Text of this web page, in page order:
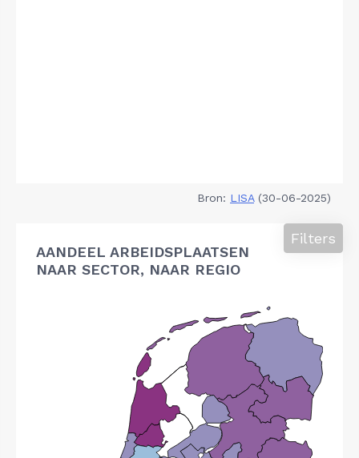
Bron: LISA(30-06-2025)
AANDEEL ARBEIDSPLAATSEN
NAAR SECTOR, NAAR REGIO
Filters